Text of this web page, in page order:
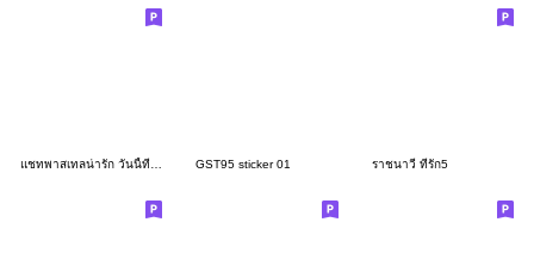
GST95 sticker 01 ราชนาวี ที่รัก5